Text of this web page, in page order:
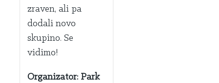
zraven, ali pa
dodali novo
skupino. Se
vidimo!
Organizator: Park